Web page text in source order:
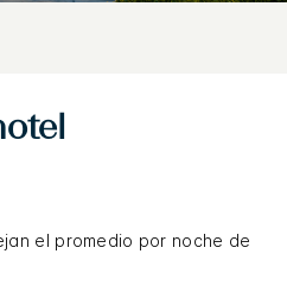
el promedio por noche de